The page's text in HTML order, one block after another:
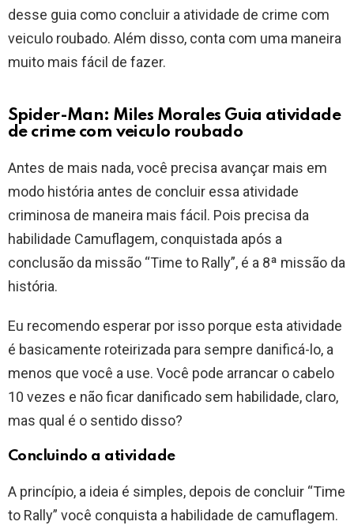
desse guia como concluir a atividade de crime com
veiculo roubado. Além disso, conta com uma maneira
muito mais fácil de fazer.
Spider-Man: Miles Morales Guia atividade
de crime com veiculo roubado
Antes de mais nada, você precisa avançar mais em
modo história antes de concluir essa atividade
criminosa de maneira mais fácil. Pois precisa da
habilidade Camuflagem, conquistada após a
conclusão da missão “Time to Rally”, é a 8ª missão da
história.
Eu recomendo esperar por isso porque esta atividade
é basicamente roteirizada para sempre danificá-lo, a
menos que você a use. Você pode arrancar o cabelo
10 vezes e não ficar danificado sem habilidade, claro,
mas qual é o sentido disso?
Concluindo a atividade
A princípio, a ideia é simples, depois de concluir “Time
to Rally” você conquista a habilidade de camuflagem.